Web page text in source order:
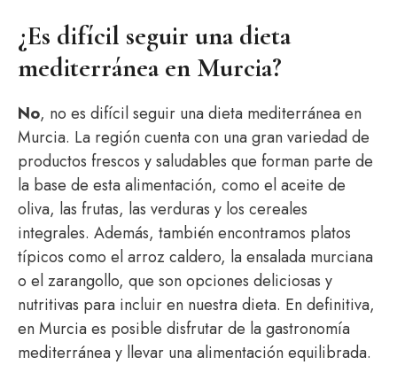
¿Es difícil seguir una dieta
mediterránea en Murcia?
No, no es difícil seguir una dieta mediterránea en
Murcia. La región cuenta con una gran variedad de
productos frescos y saludables que forman parte de
la base de esta alimentación, como el aceite de
oliva, las frutas, las verduras y los cereales
integrales. Además, también encontramos platos
típicos como el arroz caldero, la ensalada murciana
o el zarangollo, que son opciones deliciosas y
nutritivas para incluir en nuestra dieta. En definitiva,
en Murcia es posible disfrutar de la gastronomía
mediterránea y llevar una alimentación equilibrada.